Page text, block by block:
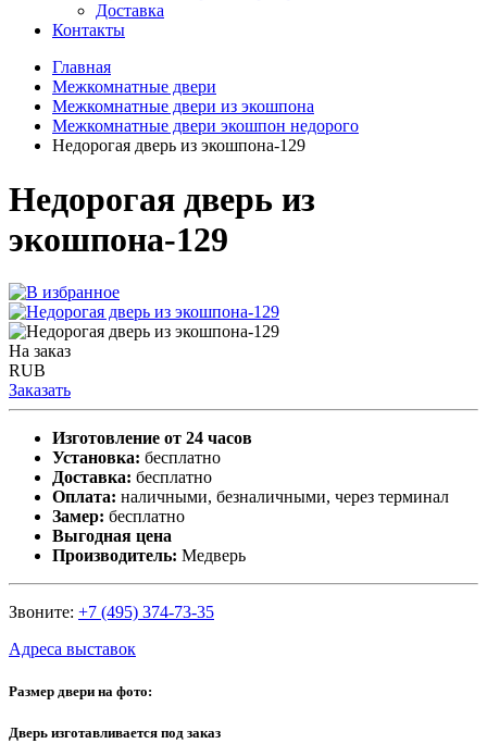
Доставка
Контакты
Главная
Межкомнатные двери
Межкомнатные двери из экошпона
Межкомнатные двери экошпон недорого
Недорогая дверь из экошпона-129
Недорогая дверь из
экошпона-129
На заказ
RUB
Заказать
Изготовление от 24 часов
Установка: бесплатно
Доставка: бесплатно
Оплата: наличными, безналичными, через терминал
Замер: бесплатно
Выгодная цена
Производитель: Медверь
Звоните: +7 (495) 374-73-35
Адреса выставок
Размер двери на фото:
Дверь изготавливается под заказ